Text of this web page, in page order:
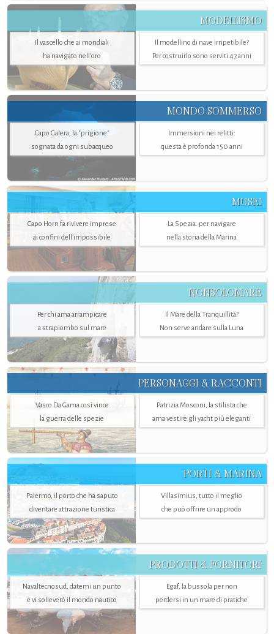
MODELLISMO
Il vascello che ai mondiali
ha navigato nell’oro
Il modellino di nave irripetibile?
Per costruirlo sono serviti 47 anni
MONDO SOMMERSO
Capo Galera, la "prigione"
sognata da ogni subacqueo
Immersioni nei relitti:
questa è profonda 150 anni
MUSEI
Capo Horn fa rivivere imprese
ai confini dell’impossibile
La Spezia. per navigare
nella storia della Marina
NONSOLOMARE
Per chi ama arrampicare
a strapiombo sul mare
Il Mare della Tranquillità?
Non serve andare sulla Luna
PERSONAGGI & RACCONTI
Vasco Da Gama così vince
la guerra delle spezie
Patrizia Mosconi, la stilista che
ama vestire gli yacht più eleganti
PORTI & MARINA
Palermo, il porto che ha saputo
diventare attrazione turistica
Villasimius, tutto il meglio
che può offrire un approdo
PRODOTTI & FORNITORI
Navaltecnosud, datemi un punto
e vi solleverò il mondo nautico
Egaf, la bussola per non
perdersi in un mare di pratiche